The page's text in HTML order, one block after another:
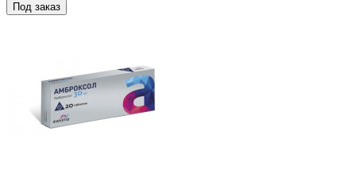
Под заказ